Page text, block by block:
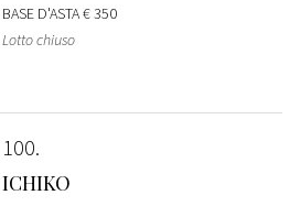
BASE D'ASTA€ 350
Lotto chiuso
100
ICHIKO